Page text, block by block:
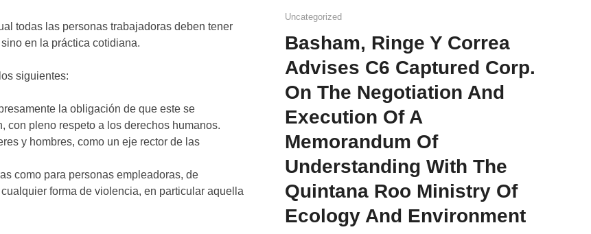
todas las personas trabajadoras deben tener
en la práctica cotidiana.
siguientes:
la obligación de que este se
con pleno respeto a los derechos humanos.
y hombres, como un eje rector de las
como para personas empleadoras, de
forma de violencia, en particular aquella
Uncategorized
Basham, Ringe Y Correa
Advises C6 Captured Corp.
On The Negotiation And
Execution Of A
Memorandum Of
Understanding With The
Quintana Roo Ministry Of
Ecology And Environment